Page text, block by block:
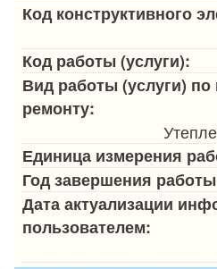
Код конструктивного
Код работы (услуги):
Вид работы (услуги) по
ремонту:
Единица измерения
Год завершения
Дата актуализации
пользователем: